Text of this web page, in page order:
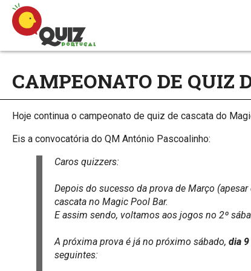
CAMPEONATO DE QUIZ
Hoje continua o campeonato de quiz de cascata do
Eis a convocatória do QM António Pascoalinho:
Caros quizzers:
Depois do sucesso da prova de Março
cascata no Magic Pool Bar.
E assim sendo, voltamos aos jogos no 2º
A próxima prova é já no próximo sábado, dia
seguintes: